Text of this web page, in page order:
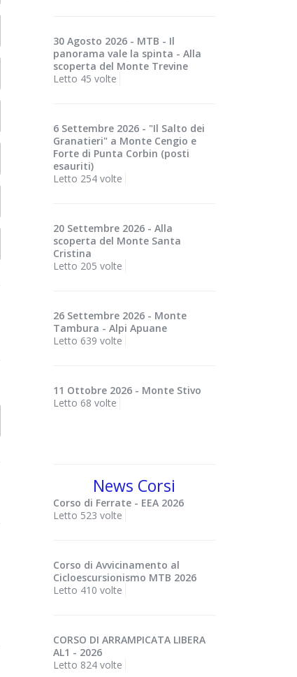
30 Agosto 2026 - MTB - Il
panorama vale la spinta - Alla
scoperta del Monte Trevine
Letto 45 volte
6 Settembre 2026 - "Il Salto dei
Granatieri" a Monte Cengio e
Forte di Punta Corbin (posti
esauriti)
Letto 254 volte
20 Settembre 2026 - Alla
scoperta del Monte Santa
Cristina
Letto 205 volte
26 Settembre 2026 - Monte
Tambura - Alpi Apuane
Letto 639 volte
11 Ottobre 2026 - Monte Stivo
Letto 68 volte
News Corsi
Corso di Ferrate - EEA 2026
Letto 523 volte
Corso di Avvicinamento al
Cicloescursionismo MTB 2026
Letto 410 volte
CORSO DI ARRAMPICATA LIBERA
AL1 - 2026
Letto 824 volte